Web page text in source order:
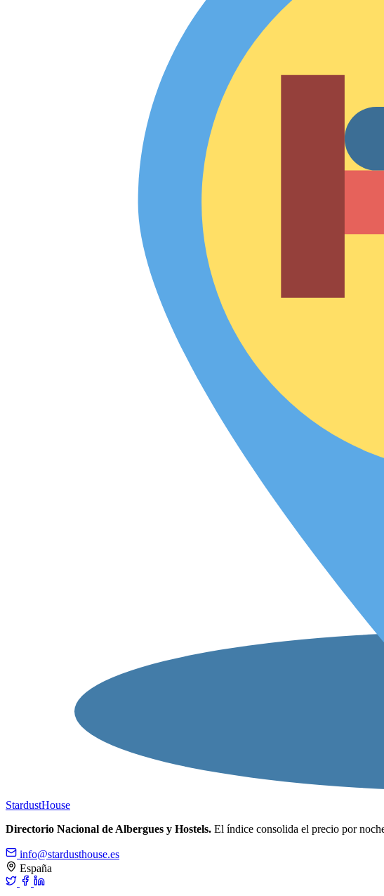
StardustHouse
Directorio Nacional de Albergues y Hostels. El índice consolida el precio por
info@stardusthouse.es
España